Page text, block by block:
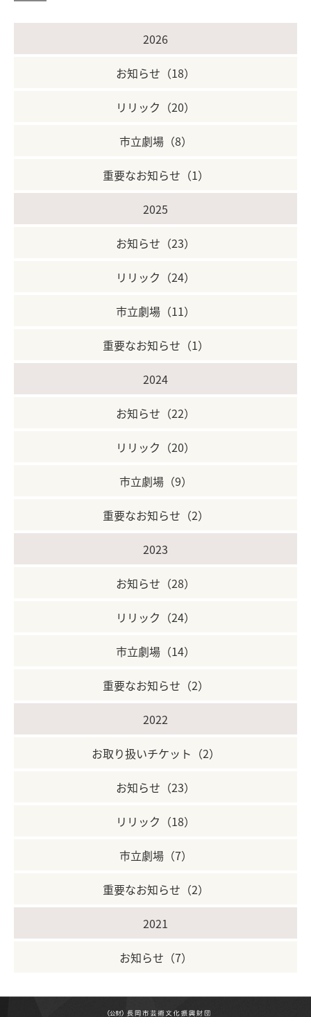
2026
お知らせ（18）
リリック（20）
市立劇場（8）
重要なお知らせ（1）
2025
お知らせ（23）
リリック（24）
市立劇場（11）
重要なお知らせ（1）
2024
お知らせ（22）
リリック（20）
市立劇場（9）
重要なお知らせ（2）
2023
お知らせ（28）
リリック（24）
市立劇場（14）
重要なお知らせ（2）
2022
お取り扱いチケット（2）
お知らせ（23）
リリック（18）
市立劇場（7）
重要なお知らせ（2）
2021
お知らせ（7）